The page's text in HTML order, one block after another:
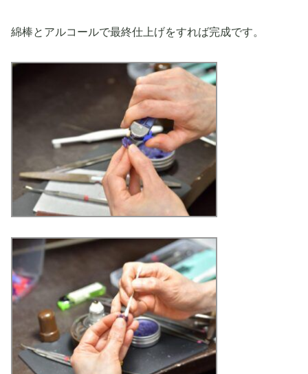
綿棒とアルコールで最終仕上げをすれば完成です。